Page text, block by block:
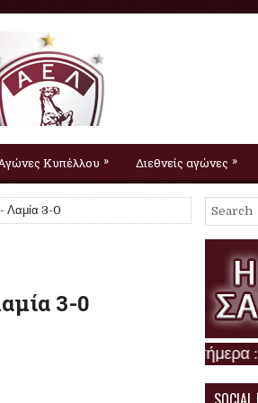
Κυπέλλου » Διεθνείς αγώνες »
Λαμία 3-0
3-0